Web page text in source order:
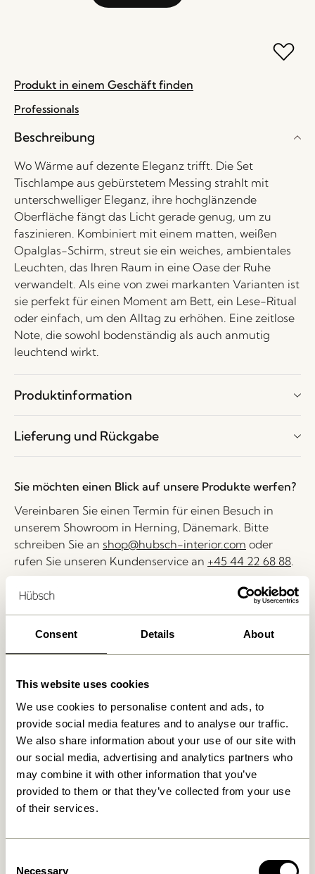
Consent Details About
This website uses cookies
We use cookies to personalise content and ads, to
provide social media features and to analyse our traffic.
We also share information about your use of our site with
our social media, advertising and analytics partners who
may combine it with other information that you’ve
provided to them or that they’ve collected from your use
of their services.
Necessary
Produkt in einem Geschäft finden
Professionals
Beschreibung
Wo Wärme auf dezente Eleganz trifft. Die Set
Tischlampe aus gebürstetem Messing strahlt mit
unterschwelliger Eleganz, ihre hochglänzende
Oberfläche fängt das Licht gerade genug, um zu
faszinieren. Kombiniert mit einem matten, weißen
Opalglas-Schirm, streut sie ein weiches, ambientales
Leuchten, das Ihren Raum in eine Oase der Ruhe
verwandelt. Als eine von zwei markanten Varianten ist
sie perfekt für einen Moment am Bett, ein Lese-Ritual
oder einfach, um den Alltag zu erhöhen. Eine zeitlose
Note, die sowohl bodenständig als auch anmutig
leuchtend wirkt.
Produktinformation
Lieferung und Rückgabe
Sie möchten einen Blick auf unsere Produkte werfen?
Vereinbaren Sie einen Termin für einen Besuch in
unserem Showroom in Herning, Dänemark. Bitte
schreiben Sie an shop@hubsch-interior.com oder
rufen Sie unseren Kundenservice an +45 44 22 68 88.
Lieferung 1-4 Werktage
30 Tage Rückgaberecht
Kostenlose Lieferung über499 DKK
Ähnliche Produkte